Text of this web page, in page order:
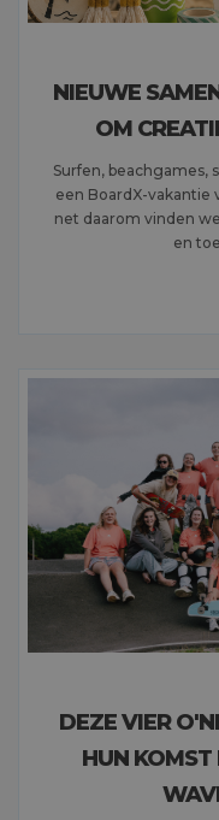
NIEUWE
OM
Surfen, beachgames,
een BoardX-vakantie
net daarom vinden
en
DEZE VIER
HUN